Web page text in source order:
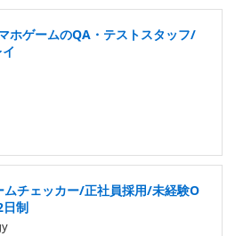
ホゲームのQA・テストスタッフ/
ムチェッカー/正社員採用/未経験O
日制